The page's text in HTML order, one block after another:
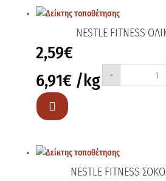
NESTLE FITNESS
2,59€
6,91€ /kg -
NESTLE
ΟΛΙΚΗΣ

NESTLE FITNESS